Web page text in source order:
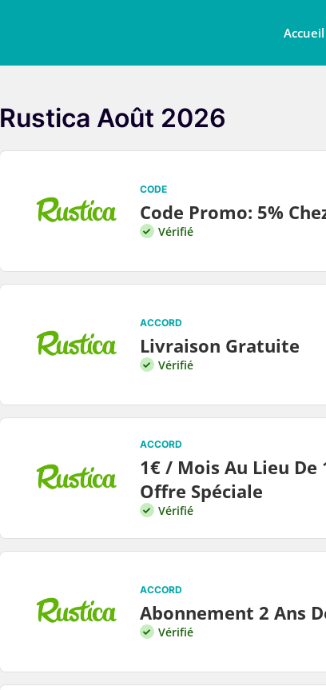
Accueil
Rustica Août 2026
CODE
Code Promo: 5%
Vérifié
ACCORD
Livraison Gratuite
Vérifié
ACCORD
1€ / Mois Au Lieu De
Offre Spéciale
Vérifié
ACCORD
Abonnement 2 Ans
Vérifié